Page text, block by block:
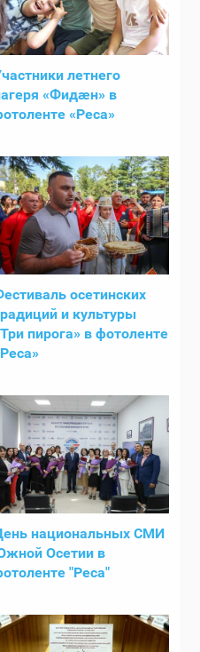
летнего
«Фидӕн» в
«Реса»
осетинских
и культуры
пирога» в фотоленте
национальных СМИ
Осетии в
"Реса"